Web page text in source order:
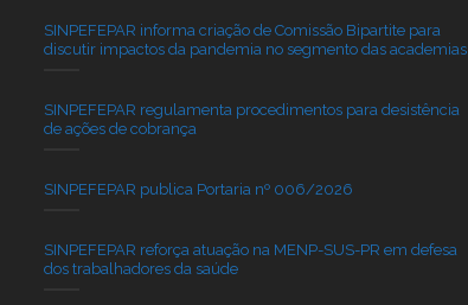
SINPEFEPAR informa criação de Comissão Bipartite para
discutir impactos da pandemia no segmento das academias
SINPEFEPAR regulamenta procedimentos para desistência
de ações de cobrança
SINPEFEPAR publica Portaria nº 006/2026
SINPEFEPAR reforça atuação na MENP-SUS-PR em defesa
dos trabalhadores da saúde